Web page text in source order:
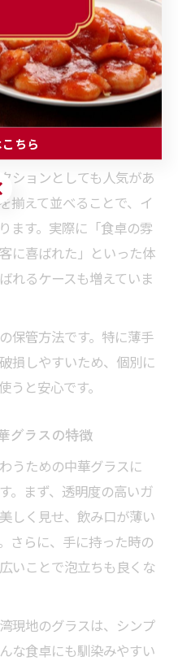
地ならではの雰囲気を楽
ルを注ぐだけでなく、町
瓶ビールやお茶、ジュー
のもおすすめです。透明
クを注げば、より現地感
ションとしても人気があ
揃えて並べることで、イ
ます。実際に「食卓の雰
に喜ばれた」といった体
れるケースも増えていま
保管方法です。特に薄手
損しやすいため、個別に
と安心です。
グラスの特徴
うための中華グラスに
。まず、透明度の高いガ
しく見せ、飲み口が薄い
さらに、手に持った時の
いことで泡立ちも良くな
現地のグラスは、シンプ
な食卓にも馴染みやすい
ちら
ちら